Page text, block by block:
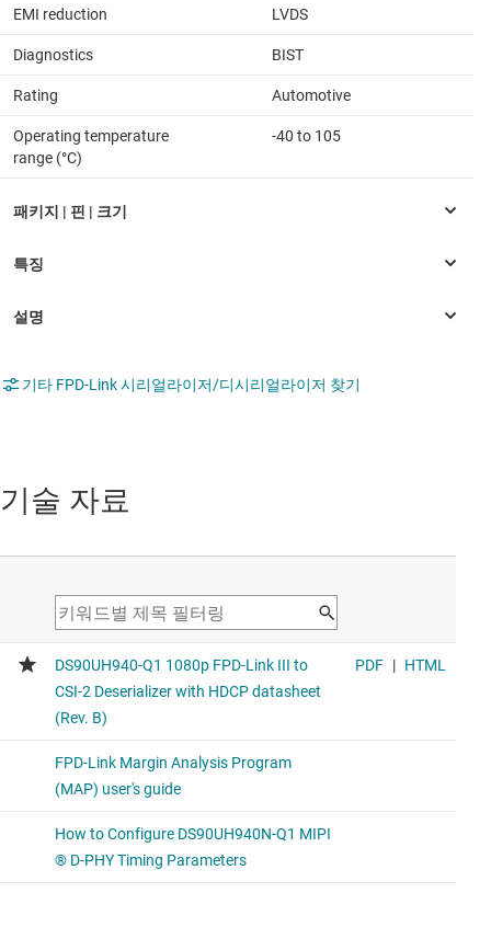
EMI reduction LVDS
Diagnostics BIST
Rating Automotive
Operating temperature
range (°C)
-40 to 105
기타 FPD-Link 시리얼라이저/디시리얼라이저 찾기
기술 자료